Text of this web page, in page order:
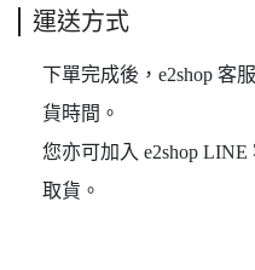
運送方式
下單完成後，e2shop 客
貨時間。
您亦可加入 e2shop LINE
取貨。